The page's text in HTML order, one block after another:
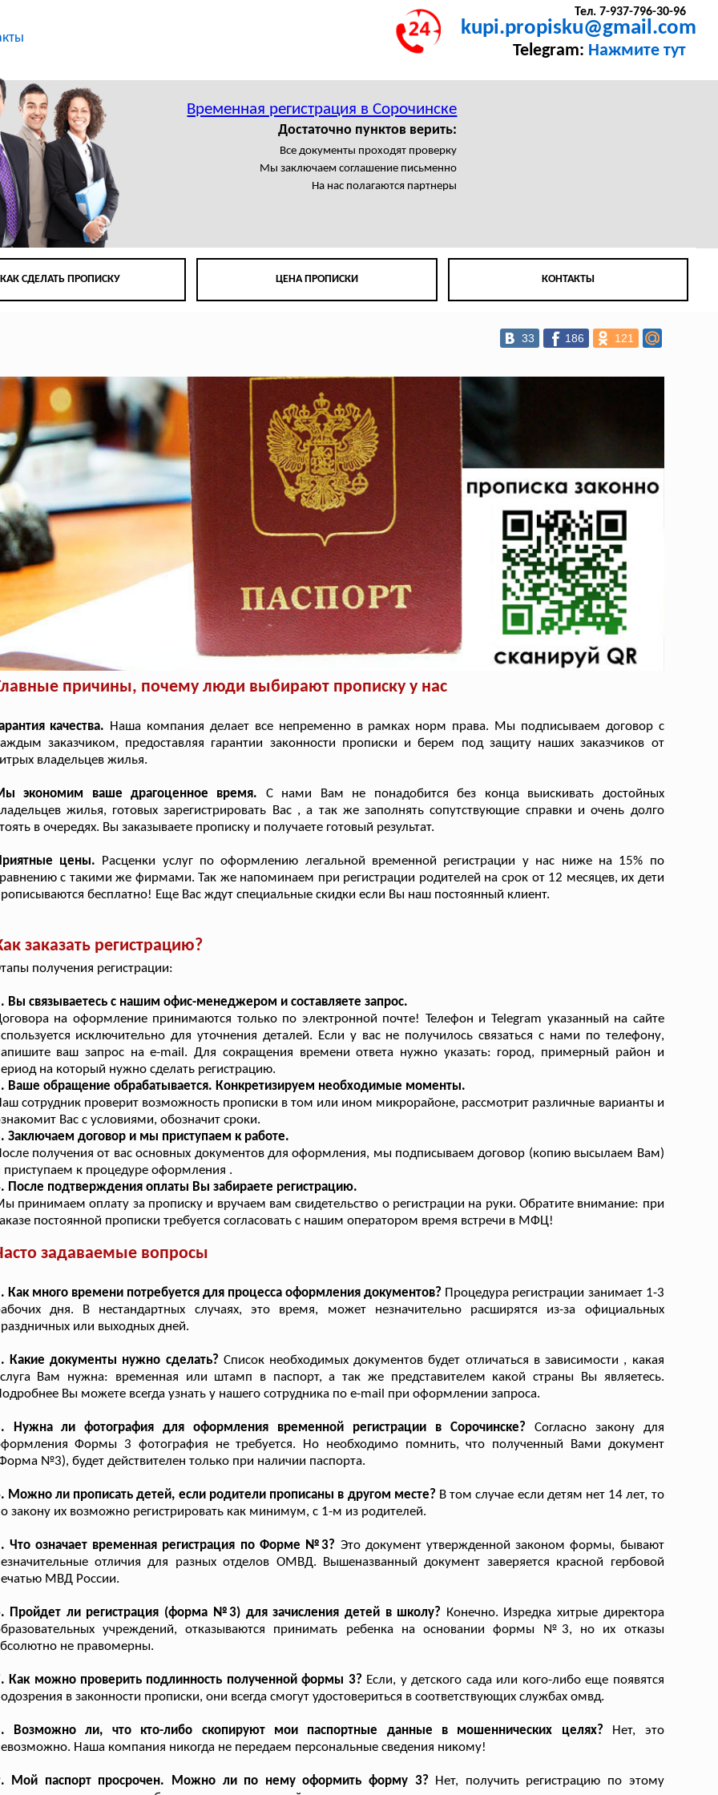
Тел. 7-937-796-30-96
kupi.propisku@gmail.com
Telegram: Нажмите тут
Временная регистрация в Сорочинске
Достаточно пунктов верить:
Все документы проходят проверку
Мы заключаем соглашение письменно
На нас полагаются партнеры
КАК СДЕЛАТЬ ПРОПИСКУ ЦЕНА ПРОПИСКИ КОНТАКТЫ
33 186 121
причины, почему люди выбирают прописку у нас
качества. Наша компания делает все непременно в рамках норм права. Мы подписываем договор с
заказчиком, предоставляя гарантии законности прописки и берем под защиту наших заказчиков от
владельцев жилья.
экономим ваше драгоценное время. С нами Вам не понадобится без конца выискивать достойных
жилья, готовых зарегистрировать Вас , а так же заполнять сопутствующие справки и очень долго
в очередях. Вы заказываете прописку и получаете готовый результат.
цены. Расценки услуг по оформлению легальной временной регистрации у нас ниже на 15% по
с такими же фирмами. Так же напоминаем при регистрации родителей на срок от 12 месяцев, их дети
бесплатно! Еще Вас ждут специальные скидки если Вы наш постоянный клиент.
заказать регистрацию?
получения регистрации:
Вы связываетесь с нашим офис-менеджером и составляете запрос.
на оформление принимаются только по электронной почте! Телефон и Telegram указанный на сайте
исключительно для уточнения деталей. Если у вас не получилось связаться с нами по телефону,
ваш запрос на e-mail. Для сокращения времени ответа нужно указать: город, примерный район и
на который нужно сделать регистрацию.
Ваше обращение обрабатывается. Конкретизируем необходимые моменты.
сотрудник проверит возможность прописки в том или ином микрорайоне, рассмотрит различные варианты и
Вас с условиями, обозначит сроки.
Заключаем договор и мы приступаем к работе.
получения от вас основных документов для оформления, мы подписываем договор (копию высылаем Вам)
приступаем к процедуре оформления .
После подтверждения оплаты Вы забираете регистрацию.
принимаем оплату за прописку и вручаем вам свидетельство о регистрации на руки. Обратите внимание: при
постоянной прописки требуется согласовать с нашим оператором время встречи в МФЦ!
задаваемые вопросы
Как много времени потребуется для процесса оформления документов? Процедура регистрации занимает 1-3
дня. В нестандартных случаях, это время, может незначительно расширятся из-за официальных
или выходных дней.
Какие документы нужно сделать? Список необходимых документов будет отличаться в зависимости , какая
Вам нужна: временная или штамп в паспорт, а так же представителем какой страны Вы являетесь.
Вы можете всегда узнать у нашего сотрудника по e-mail при оформлении запроса.
Нужна ли фотография для оформления временной регистрации в Сорочинске? Согласно закону для
Формы 3 фотография не требуется. Но необходимо помнить, что полученный Вами документ
№3), будет действителен только при наличии паспорта.
Можно ли прописать детей, если родители прописаны в другом месте? В том случае если детям нет 14 лет, то
закону их возможно регистрировать как минимум, с 1-м из родителей.
Что означает временная регистрация по Форме №3? Это документ утвержденной законом формы, бывают
отличия для разных отделов ОМВД. Вышеназванный документ заверяется красной гербовой
МВД России.
Пройдет ли регистрация (форма №3) для зачисления детей в школу? Конечно. Изредка хитрые директора
учреждений, отказываются принимать ребенка на основании формы №3, но их отказы
не правомерны.
Как можно проверить подлинность полученной формы 3? Если, у детского сада или кого-либо еще появятся
в законности прописки, они всегда смогут удостовериться в соответствующих службах омвд.
Возможно ли, что кто-либо скопируют мои паспортные данные в мошеннических целях? Нет, это
Наша компания никогда не передаем персональные сведения никому!
Мой паспорт просрочен. Можно ли по нему оформить форму 3? Нет, получить регистрацию по этому